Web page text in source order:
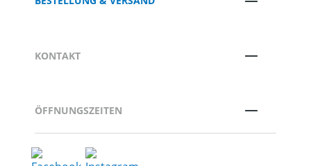
KONTAKT
ÖFFNUNGSZEITEN